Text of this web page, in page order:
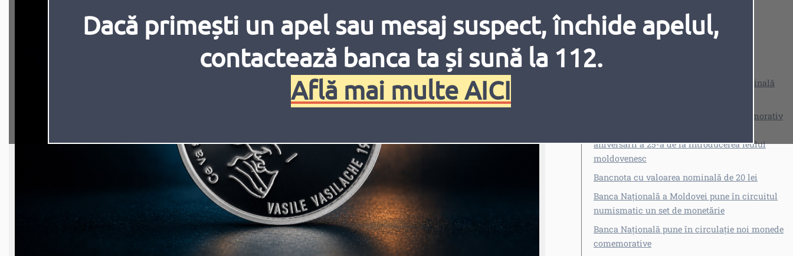
Inversiune Animațiile
Fonturi Cursor
Dacă primești un apel sau mesaj suspect, închide apelul,
contactează banca ta și sună la 112.
Află mai multe AICI
Vezi și
Bancnota modernizată cu valoarea nominală
Moneda de circulație cu caracter comemorativ
aniversării a 25-a de la introducerea leului
moldovenesc
Bancnota cu valoarea nominală de 20 lei
Banca Națională a Moldovei pune în circuitul
numismatic un set de monetărie
Banca Naţională pune în circulaţie noi monede
comemorative